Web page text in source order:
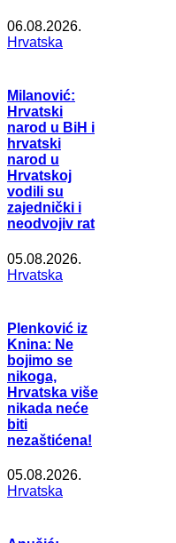
06.08.2026.
Hrvatska
Milanović:
Hrvatski
narod u BiH i
hrvatski
narod u
Hrvatskoj
vodili su
zajednički i
neodvojiv rat
05.08.2026.
Hrvatska
Plenković iz
Knina: Ne
bojimo se
nikoga,
Hrvatska više
nikada neće
biti
nezaštićena!
05.08.2026.
Hrvatska